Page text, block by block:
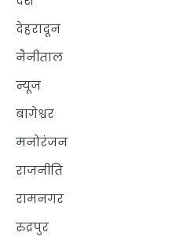
देहरादून
नैनीताल
न्यूज
बागेश्वर
मनोरंजन
राजनीति
रामनगर
रुद्रपुर